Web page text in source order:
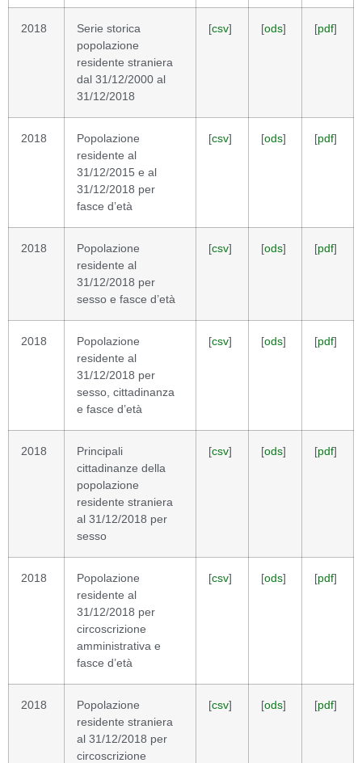
2018
Serie storica
popolazione
residente straniera
dal 31/12/2000 al
31/12/2018
[csv] [ods] [pdf]
2018
Popolazione
residente al
31/12/2015 e al
31/12/2018 per
fasce d’età
[csv] [ods] [pdf]
2018
Popolazione
residente al
31/12/2018 per
sesso e fasce d’età
[csv] [ods] [pdf]
2018
Popolazione
residente al
31/12/2018 per
sesso, cittadinanza
e fasce d’età
[csv] [ods] [pdf]
2018
Principali
cittadinanze della
popolazione
residente straniera
al 31/12/2018 per
sesso
[csv] [ods] [pdf]
2018
Popolazione
residente al
31/12/2018 per
circoscrizione
amministrativa e
fasce d’età
[csv] [ods] [pdf]
2018
Popolazione
residente straniera
al 31/12/2018 per
circoscrizione
[csv] [ods] [pdf]